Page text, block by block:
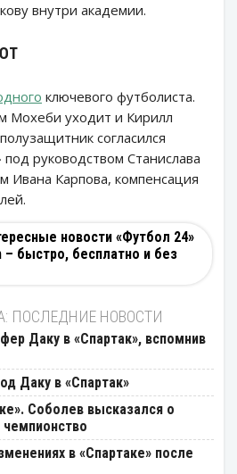
внутри академии.
ключевого футболиста.
Мохеби уходит и Кирилл
согласился
руководством Станислава
Ивана Карпова, компенсация
новости «Футбол 24»
– быстро, бесплатно и без
ПОСЛЕДНИЕ НОВОСТИ
Даку в «Спартак», вспомнив
Даку в «Спартак»
Соболев высказался о
чемпионство
в «Спартаке» после